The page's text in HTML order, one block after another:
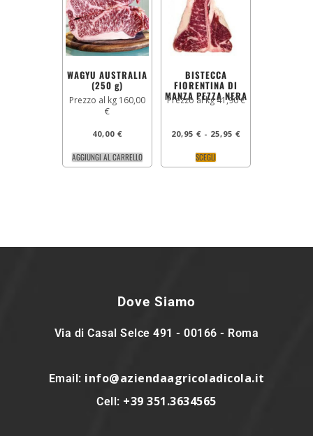
WAGYU AUSTRALIA
(250 g)
Prezzo al kg 160,00
€
40,00 €
AGGIUNGI AL CARRELLO
BISTECCA
FIORENTINA DI
MANZA PEZZA NERA
Prezzo al kg 41,90 €
20,95€ - 25,95€
SCEGLI
Dove Siamo
Via di Casal Selce 491 - 00166 - Roma
Email: info@aziendaagricoladicola.it
Cell: +39 351.3634565